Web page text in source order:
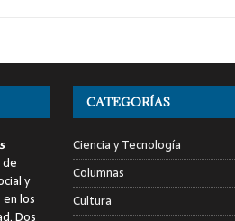
y
los
Dos
CATEGORÍAS
Ciencia y Tecnología
Columnas
Cultura